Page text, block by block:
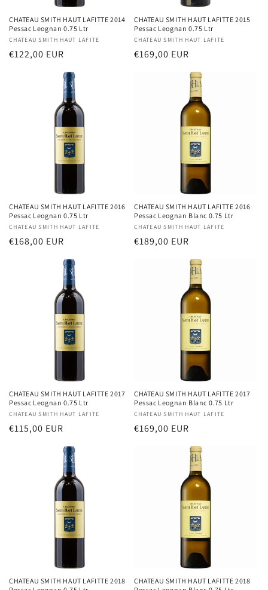
CHATEAU SMITH HAUT LAFITTE 2014
Pessac Leognan 0.75 Ltr
Distributeur :
CHATEAU SMITH HAUT LAFITE
Prix
€122,00 EUR
CHATEAU SMITH HAUT LAFITTE 2015
Pessac Leognan 0.75 Ltr
Distributeur :
CHATEAU SMITH HAUT LAFITE
Prix
€169,00 EUR
CHATEAU SMITH HAUT LAFITTE 2016
Pessac Leognan 0.75 Ltr
Distributeur :
CHATEAU SMITH HAUT LAFITE
Prix
€168,00 EUR
CHATEAU SMITH HAUT LAFITTE 2016
Pessac Leognan Blanc 0.75 Ltr
Distributeur :
CHATEAU SMITH HAUT LAFITE
Prix
€189,00 EUR
CHATEAU SMITH HAUT LAFITTE 2017
Pessac Leognan 0.75 Ltr
Distributeur :
CHATEAU SMITH HAUT LAFITE
Prix
€115,00 EUR
CHATEAU SMITH HAUT LAFITTE 2017
Pessac Leognan Blanc 0.75 Ltr
Distributeur :
CHATEAU SMITH HAUT LAFITE
Prix
€169,00 EUR
CHATEAU SMITH HAUT LAFITTE 2018
CHATEAU SMITH HAUT LAFITTE 2018